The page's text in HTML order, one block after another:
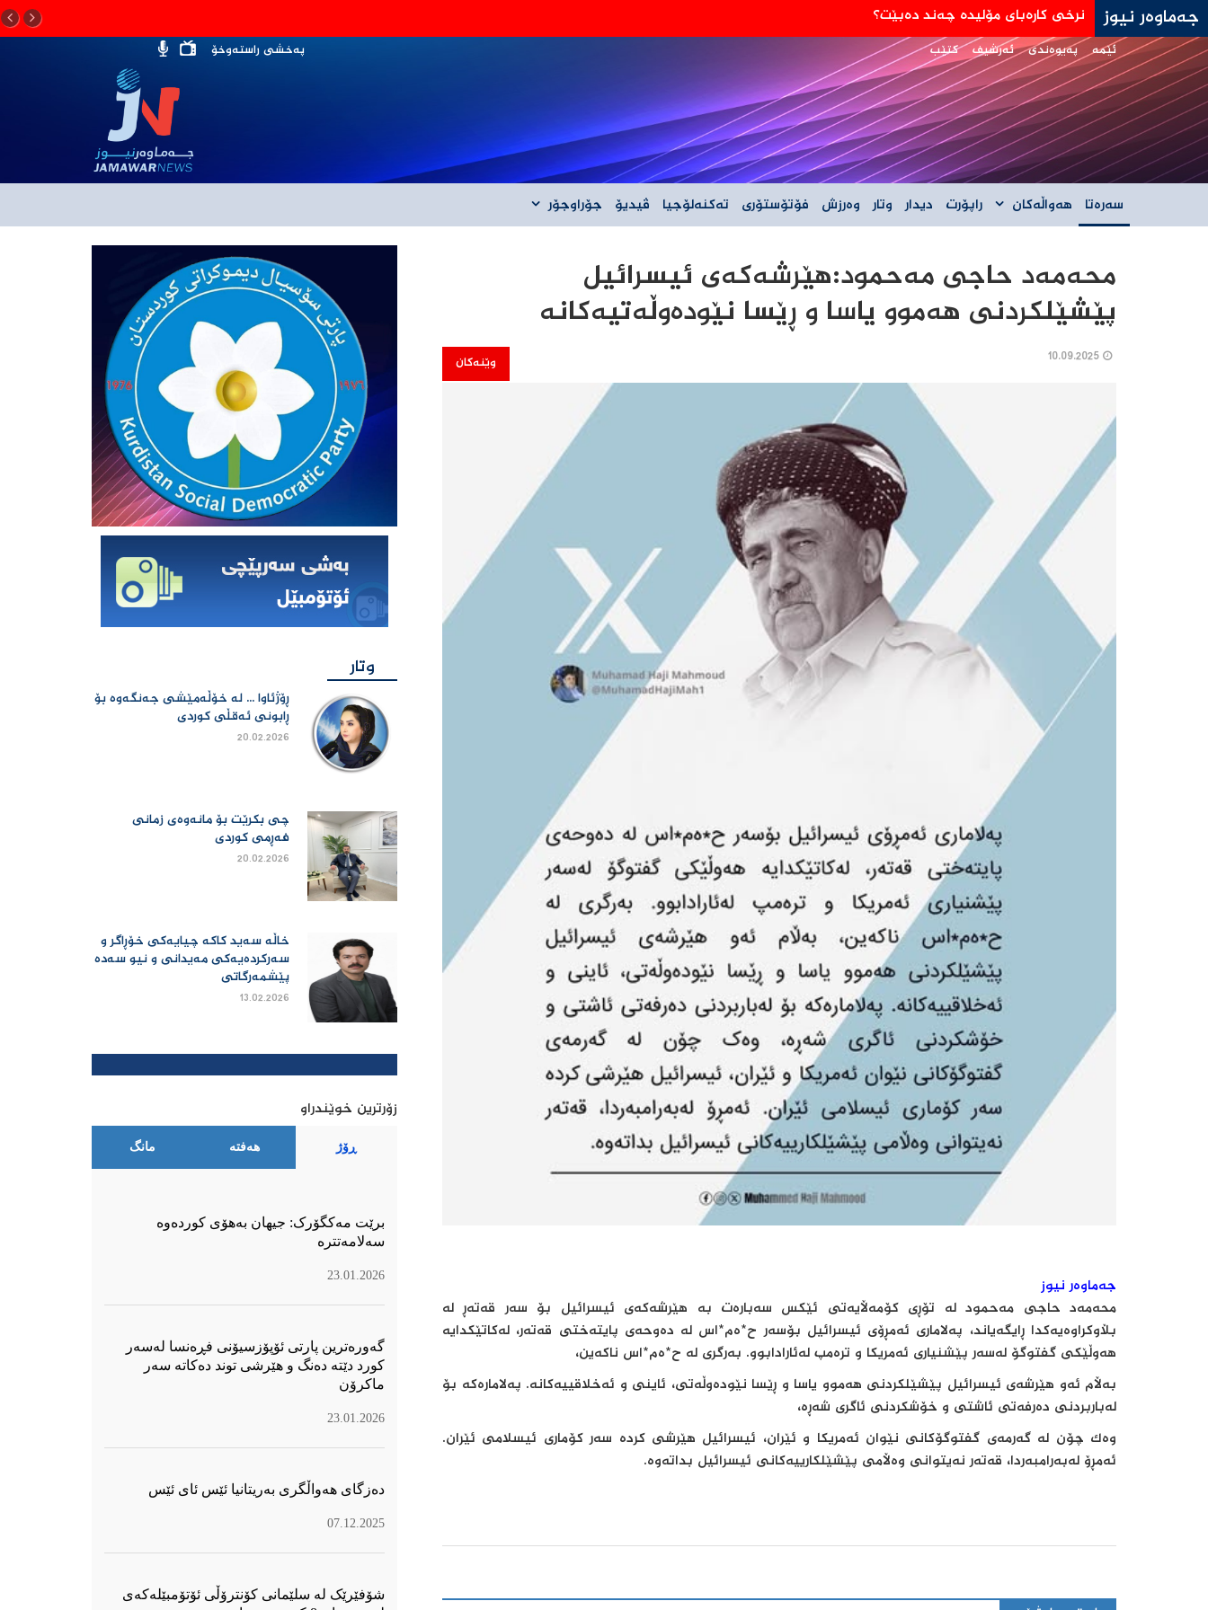
جەماوەر نیوز جه‌ی دی ڤانس: هێڵی سورمان له‌دانوستانه‌كان له‌گه‌ڵ ئێران نیه‌
ئێمە پەیوەندی ئەرشیف کتێب پەخشی راستەوخۆ
سەرەتا هەواڵەکان راپۆرت دیدار وتار وەرزش فۆتۆستۆری تەکنەلۆجیا ڤیدیۆ جۆراوجۆر
محەمەد حاجی مەحمود:هێرشەکەی ئیسرائیل
پێشێلکردنی هەموو یاسا و ڕێسا نێودەوڵەتیەکانە
وێنەکان
جەماوەر نیوز
محەمەد حاجی مەحمود لە تۆڕی کۆمەڵایەتی ئێکس سەبارەت بە هێرشەکەی ئیسرائیل بۆ سەر قەتەڕ لە
بڵاوکراوەیەکدا ڕایگەیاند، پەلاماری ئەمڕۆی ئیسرائیل بۆسەر ح*ەم*اس لە دەوحەی پایتەختی قەتەر، لەکاتێکدایە
هەوڵێکی گفتوگۆ لەسەر پێشنیاری ئەمریکا و ترەمپ لەئارادابوو. بەرگری لە ح*ەم*اس ناکەین،
بەڵام ئەو هێرشەی ئیسرائیل پێشێلکردنی هەموو یاسا و ڕێسا نێودەوڵەتی، ئاینی و ئەخلاقییەکانە. پەلامارەکە بۆ
لەباربردنی دەرفەتی ئاشتی و خۆشکردنی ئاگری شەڕە،
وەک چۆن لە گەرمەی گفتوگۆکانی نێوان ئەمریکا و ئێران، ئیسرائیل هێرشی کردە سەر کۆماری ئیسلامی ئێران.
ئەمڕۆ لەبەرامبەردا، قەتەر نەیتوانی وەڵامی پێشێلکارییەکانی ئیسرائیل بداتەوە.
وتار
ڕۆژئاوا ... لە خۆڵەمێشی جەنگەوە بۆ
ڕابونی ئەقڵی کوردی
20.02.2026
چی بكرێت بۆ مانەوەی زمانی
فەڕمی كوردی
20.02.2026
خاڵە سەید کاکە چیایەکی خۆڕاگر و
سەرکردەیەکی مەیدانی و نیو سەدە
پێشمەرگاتی
13.02.2026
زۆرترین خوێندراو
ڕۆژ هەفتە مانگ
برێت مەکگۆرک: جیهان بەهۆی کوردەوە
سەلامەتترە
23.01.2026
گەورەترین پارتی ئۆپۆزسیۆنی فڕەنسا لەسەر
كورد دێتە دەنگ و هێرشی توند دەكاتە سەر
ماكرۆن
23.01.2026
دەزگای هەواڵگری بەریتانیا ئێس ئای ئێس
07.12.2025
شۆفێرێک لە سلێمانی کۆنترۆڵی ئۆتۆمبێلەکەی